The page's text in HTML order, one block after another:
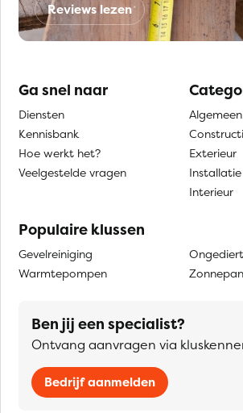
Reviews lezen
Ga snel naar
Diensten
Kennisbank
Hoe werkt het?
Veelgestelde vragen
Algemeen
Exterieur
Installatie
Interieur
Populaire klussen
Gevelreiniging
Warmtepompen
Ben jij een specialist?
Ontvang aanvragen via
Bedrijf aanmelden